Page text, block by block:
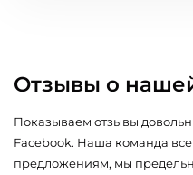
Отзывы о
Показываем отзывы
Facebook. Наша команда
предложениям, мы